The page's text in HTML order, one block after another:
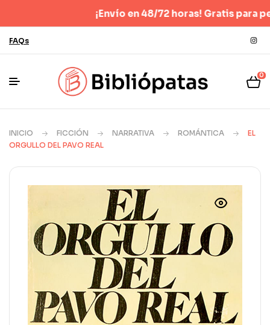
¡Envío en 48/72 horas! Gratis para
FAQs
0
INICIO FICCIÓN NARRATIVA ROMÁNTICA
EL
ORGULLO DEL PAVO REAL